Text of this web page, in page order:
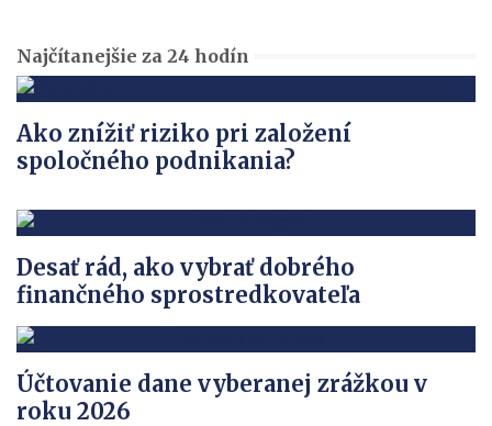
Najčítanejšie za 24 hodín
Ako znížiť riziko pri založení
spoločného podnikania?
Desať rád, ako vybrať dobrého
finančného sprostredkovateľa
Účtovanie dane vyberanej zrážkou v
roku 2026